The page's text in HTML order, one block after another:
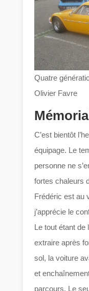
Quatre
Olivier Favre
C’est bientôt
équipage. Le
personne ne
fortes chaleurs
Frédéric est au
j’apprécie le
Le tout étant de
extraire après
sol, la voiture
et
parcours. Le